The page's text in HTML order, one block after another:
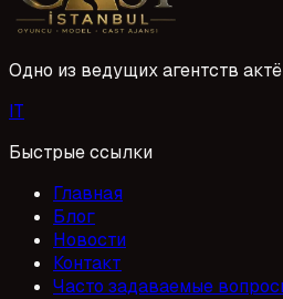
Одно из ведущих агентств
IT
Быстрые ссылки
Главная
Блог
Новости
Контакт
Часто задаваемые